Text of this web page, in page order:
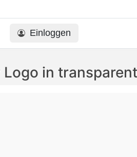
Einloggen
in